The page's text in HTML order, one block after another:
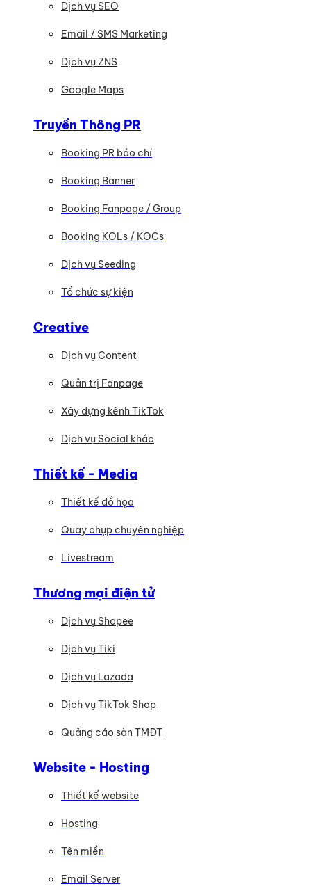
Dịch vụ SEO
Email / SMS Marketing
Dịch vụ ZNS
Google Maps
Truyền Thông PR
Booking PR báo chí
Booking Banner
Booking Fanpage / Group
Booking KOLs / KOCs
Dịch vụ Seeding
Tổ chức sự kiện
Creative
Dịch vụ Content
Quản trị Fanpage
Xây dựng kênh TikTok
Dịch vụ Social khác
Thiết kế - Media
Thiết kế đồ họa
Quay chụp chuyên nghiệp
Livestream
Thương mại điện tử
Dịch vụ Shopee
Dịch vụ Tiki
Dịch vụ Lazada
Dịch vụ TikTok Shop
Quảng cáo sàn TMĐT
Website - Hosting
Thiết kế website
Hosting
Tên miền
Email Server